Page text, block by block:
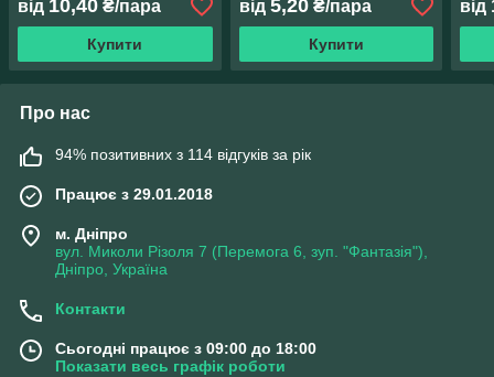
від 10,40 ₴/пара
Купити
від 5,20₴/пара
Купити
від
Про нас
94% позитивних з 114 відгуків за рік
Працює з 29.01.2018
м. Дніпро
вул. Миколи Різоля 7 (Перемога 6, зуп. "Фантазія"),
Дніпро, Україна
Контакти
Сьогодні працює з 09:00 до 18:00
Показати весь графік роботи